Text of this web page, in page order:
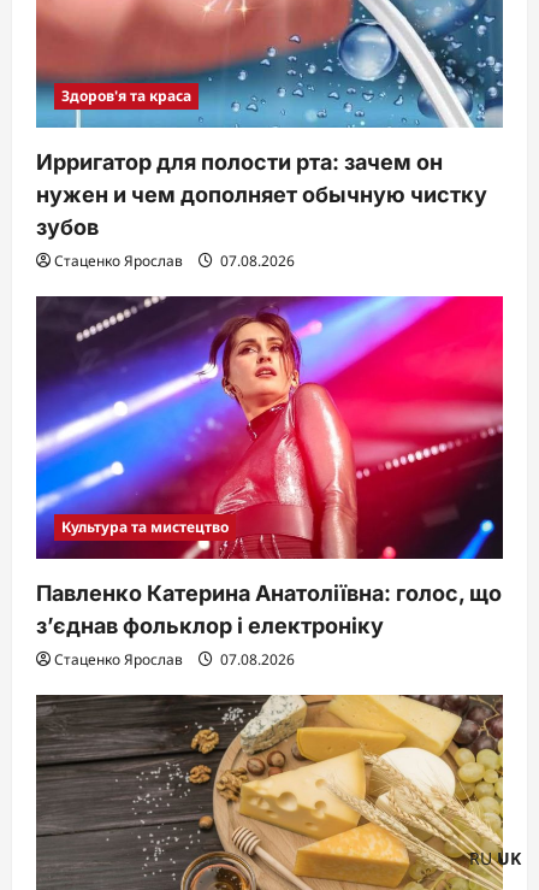
Здоров'я та краса
Ирригатор для полости рта: зачем он
нужен и чем дополняет обычную чистку
зубов
Стаценко Ярослав 07.08.2026
Культура та мистецтво
Павленко Катерина Анатоліївна: голос, що
з’єднав фольклор і електроніку
Стаценко Ярослав 07.08.2026
RU UK